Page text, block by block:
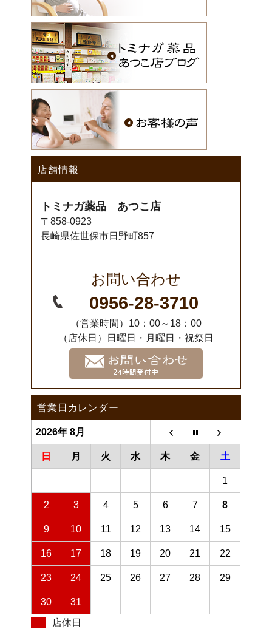
店舗情報
トミナガ薬品 あつこ店
〒858-0923
長崎県佐世保市日野町857
お問い合わせ
0956-28-3710
（営業時間）10：00～18：00
（店休日）日曜日・月曜日・祝祭日
営業日カレンダー
2026年 8月
日 月 火 水 木 金 土
1
2 3 4 5 6 7 8
9 10 11 12 13 14 15
16 17 18 19 20 21 22
23 24 25 26 27 28 29
30
31
店休日